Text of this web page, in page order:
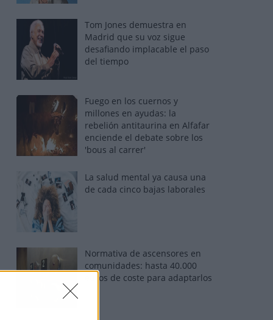
Tom Jones demuestra en
Madrid que su voz sigue
desafiando implacable el paso
del tiempo
Fuego en los cuernos y
millones en ayudas: la
rebelión antitaurina en Alfafar
enciende el debate sobre los
'bous al carrer'
La salud mental ya causa una
de cada cinco bajas laborales
Normativa de ascensores en
comunidades: hasta 40.000
euros de coste para adaptarlos